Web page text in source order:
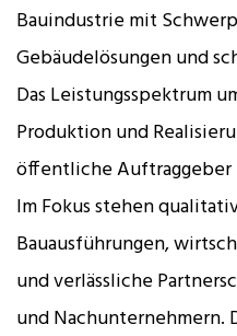
Bauindustrie mit
Gebäudelösungen und
Das Leistungsspektrum
Produktion und
öffentliche
Im Fokus stehen
Bauausführungen,
und verlässliche
und Nachunternehmern.